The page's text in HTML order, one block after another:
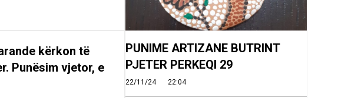
kërkon të
Punësim vjetor, e
PUNIME ARTIZANE BUTRINT
PJETER PERKEQI 29
22/11/24 22:04